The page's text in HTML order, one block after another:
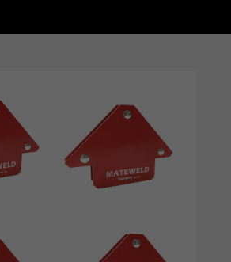
nézhetsz hogyan alakulnak a